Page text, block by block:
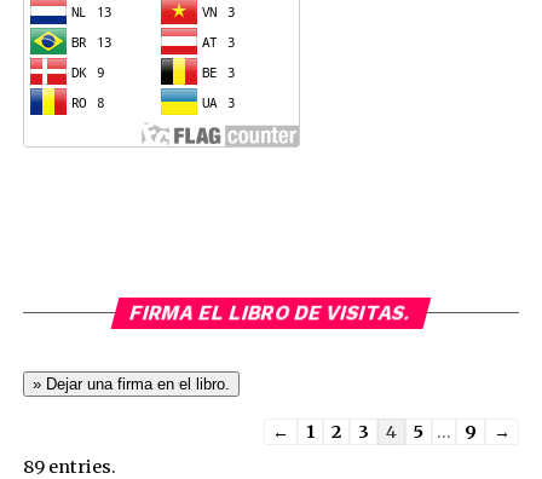
FIRMA EL LIBRO DE VISITAS.
Guestbook
← 1 2 3 4 5 ... 9
→
89 entries.